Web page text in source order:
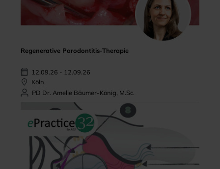
Regenerative Parodontitis-Therapie
12.09.26 - 12.09.26
Köln
PD Dr. Amelie Bäumer-König, M.Sc.